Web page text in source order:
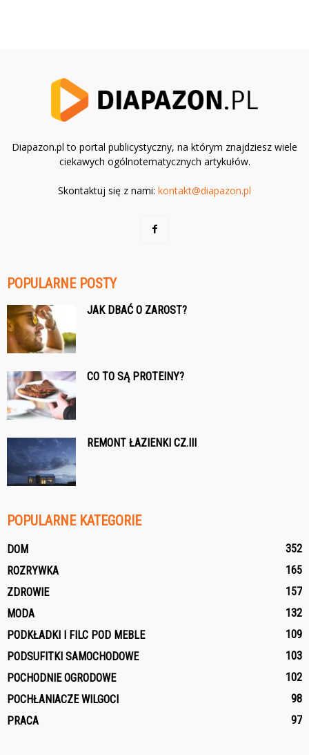
Diapazon.pl to portal publicystyczny, na którym znajdziesz wiele
ciekawych ogólnotematycznych artykułów.
Skontaktuj się z nami: kontakt@diapazon.pl
POPULARNE POSTY
JAK DBAĆ O ZAROST?
CO TO SĄ PROTEINY?
REMONT ŁAZIENKI CZ.III
POPULARNE KATEGORIE
DOM
352
ROZRYWKA
165
ZDROWIE
157
MODA
132
PODKŁADKI I FILC POD MEBLE
109
PODSUFITKI SAMOCHODOWE
103
POCHODNIE OGRODOWE
102
POCHŁANIACZE WILGOCI
98
PRACA
97